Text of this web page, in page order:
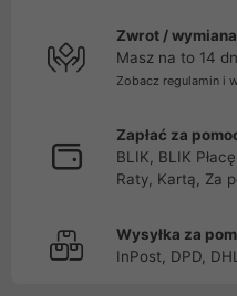
Zwrot /
Masz na to 14
Zobacz regulamin i
Zapłać za
BLIK, BLIK
Raty, Kartą, Za
Wysyłka za
InPost, DPD, DHL